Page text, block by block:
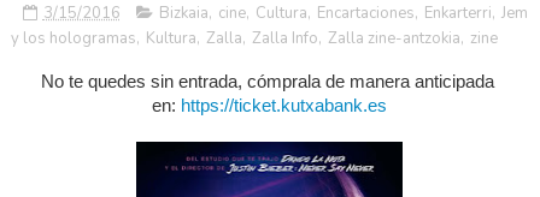
3/15/2016 Bizkaia, cine, Cultura, Encartaciones, Enkarterri, Jem
y los hologramas, Kultura, Zalla, Zalla Info, Zalla zine-antzokia, zine
No te quedes sin entrada, cómprala de manera anticipada
en: https://ticket.kutxabank.es